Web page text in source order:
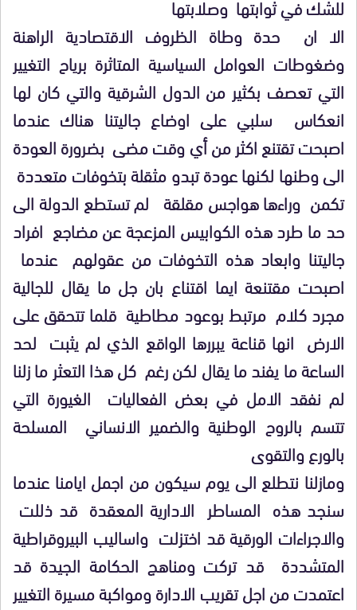
للشك في ثوابتها وصلابتها
الا ان حدة وطاة الظروف الاقتصادية الراهنة
وضغوطات العوامل السياسية المتاثرة برياح التغيير
التي تعصف بكثير من الدول الشرقية والتي كان لها
انعكاس سلبي على اوضاع جاليتنا هناك عندما
اصبحت تقتنع اكثر من أي وقت مضى بضرورة العودة
الى وطنها لكنها عودة تبدو مثقلة بتخوفات متعددة
تكمن وراءها هواجس مقلقة لم تستطع الدولة الى
حد ما طرد هذه الكوابيس المزعجة عن مضاجع افراد
جاليتنا وابعاد هذه التخوفات من عقولهم عندما
اصبحت مقتنعة ايما اقتناع بان جل ما يقال للجالية
مجرد كلام مرتبط بوعود مطاطية قلما تتحقق على
الارض انها قناعة يبررها الواقع الذي لم يثبت لحد
الساعة ما يفند ما يقال لكن رغم كل هذا التعثر ما زلنا
لم نفقد الامل في بعض الفعاليات الغيورة التي
تتسم بالروح الوطنية والضمير الانساني المسلحة
بالورع والتقوى
ومازلنا نتطلع الى يوم سيكون من اجمل ايامنا عندما
سنجد هذه المساطر الادارية المعقدة قد ذللت
والاجراءات الورقية قد اختزلت واساليب البيروقراطية
المتشددة قد تركت ومناهج الحكامة الجيدة قد
اعتمدت من اجل تقريب الادارة ومواكبة مسيرة التغيير